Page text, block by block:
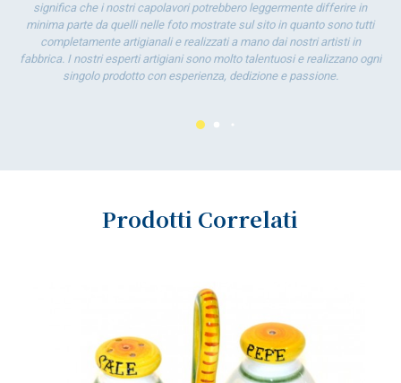
significa che i nostri capolavori potrebbero leggermente differire in
minima parte da quelli nelle foto mostrate sul sito in quanto sono tutti
completamente artigianali e realizzati a mano dai nostri artisti in
fabbrica. I nostri esperti artigiani sono molto talentuosi e realizzano ogni
singolo prodotto con esperienza, dedizione e passione.
Prodotti Correlati